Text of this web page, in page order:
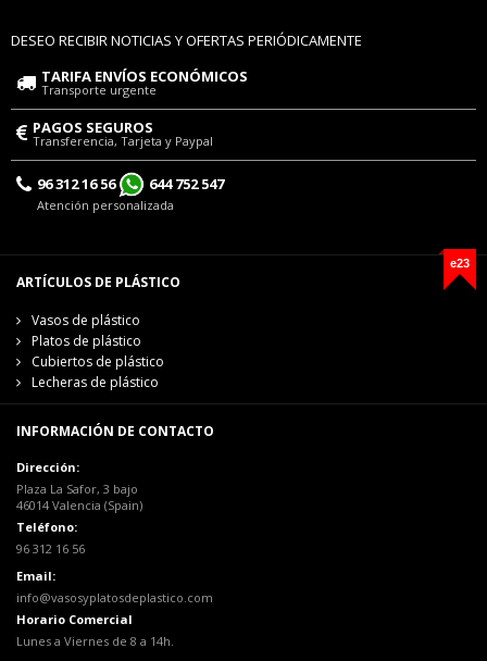
DESEO RECIBIR NOTICIAS Y OFERTAS PERIÓDICAMENTE
TARIFA ENVÍOS ECONÓMICOS
Transporte urgente
PAGOS SEGUROS
Transferencia, Tarjeta y Paypal
96 312 16 56 644 752 547
Atención personalizada
e23
ARTÍCULOS DE PLÁSTICO
Vasos de plástico
Platos de plástico
Cubiertos de plástico
Lecheras de plástico
INFORMACIÓN DE CONTACTO
Dirección:
Plaza La Safor, 3 bajo
46014 Valencia (Spain)
Teléfono:
96 312 16 56
Email:
info@vasosyplatosdeplastico.com
Horario Comercial
Lunes a Viernes de 8 a 14h.